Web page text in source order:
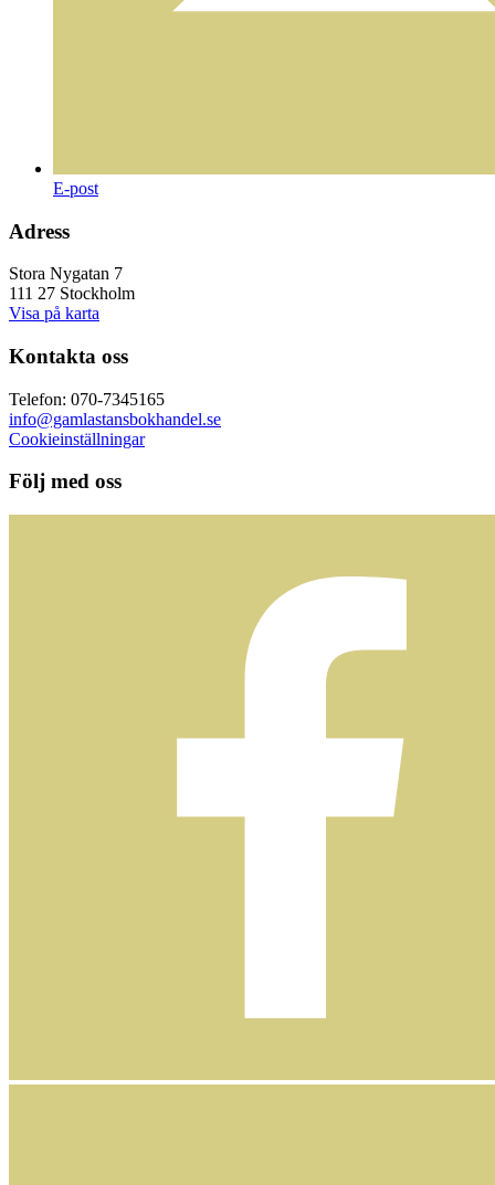
E-post
Adress
Stora Nygatan 7
111 27 Stockholm
Visa på karta
Kontakta oss
Telefon: 070-7345165
info@gamlastansbokhandel.se
Cookieinställningar
Följ med oss